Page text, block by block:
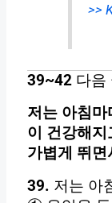
>>
39~42다음
저는 아침
이 건강해지
가볍게 뛰
39. 저는 아